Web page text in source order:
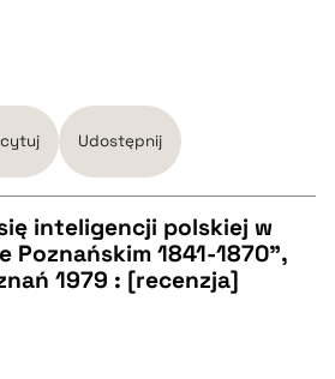
Udostępnij
inteligencji polskiej w
Poznańskim 1841-1870",
1979 : [recenzja]